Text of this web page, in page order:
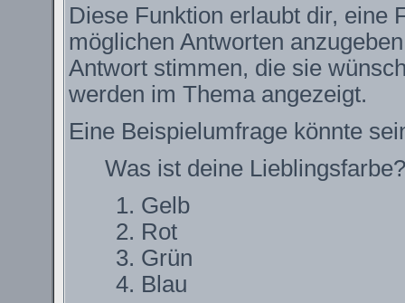
Diese Funktion erlaubt dir, eine
möglichen Antworten
Antwort stimmen, die sie
werden im Thema angezeigt.
Eine Beispielumfrage könnte
Was ist deine Lieblingsfarbe?
Gelb
Rot
Grün
Blau